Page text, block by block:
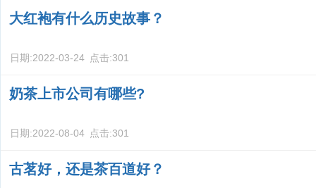
大红袍有什么历史故事？
日期:2022-03-24 点击:301
奶茶上市公司有哪些?
日期:2022-08-04 点击:301
古茗好，还是茶百道好？